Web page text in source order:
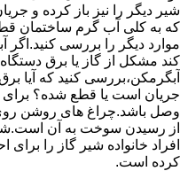
شیر دیگر را نیز باز کرده و
که به کلی آب گرم ساختمان
موارد دیگر را بررسی کنید.اگر
کند مشکل از گاز یا برق
آبگرمکن،بررسی کنید که آیا
جریان است یا قطع شده؟ برای
وصل باشد.چراغ های روشن
از رسیدن سوخت به آن
افراد خانواده شیر گاز را
کرده است.